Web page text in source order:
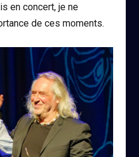
en concert, je ne
de ces moments.